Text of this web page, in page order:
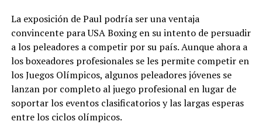
La exposición de Paul podría ser una ventaja
convincente para USA Boxing en su intento de persuadir
a los peleadores a competir por su país. Aunque ahora a
los boxeadores profesionales se les permite competir en
los Juegos Olímpicos, algunos peleadores jóvenes se
lanzan por completo al juego profesional en lugar de
soportar los eventos clasificatorios y las largas esperas
entre los ciclos olímpicos.